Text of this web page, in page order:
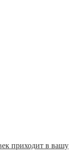
приходит в вашу